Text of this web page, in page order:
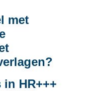
met
HR+++